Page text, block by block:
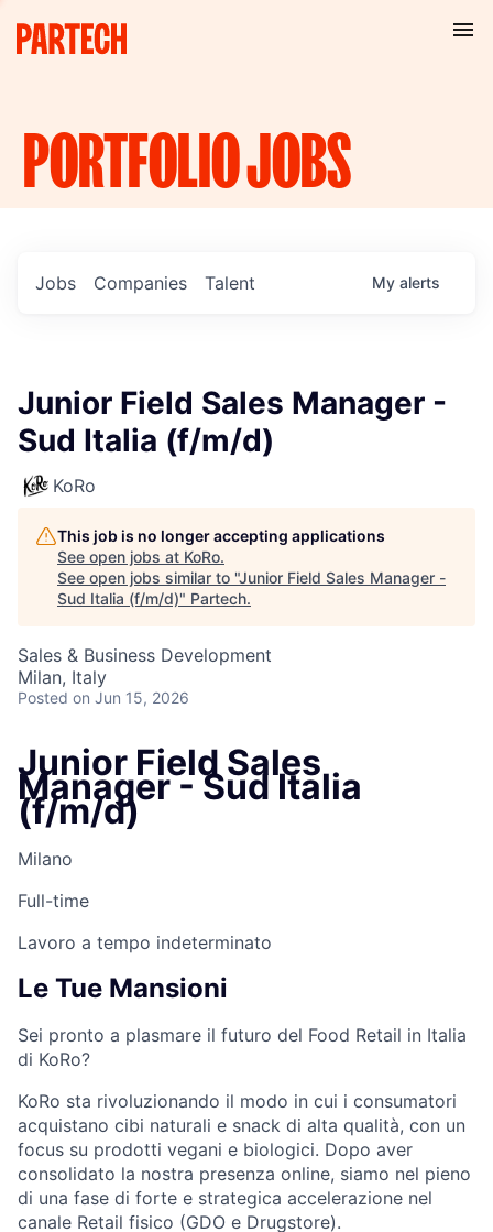
PORTFOLIOJOBS
Jobs Companies Talent My alerts
Junior Field Sales Manager -
Sud Italia (f/m/d)
KoRo
This job is no longer accepting applications
See open jobs at KoRo.
See open jobs similar to "Junior Field Sales Manager -
Sud Italia (f/m/d)" Partech.
Sales & Business Development
Milan, Italy
Posted on Jun 15, 2026
Junior Field Sales
Manager - Sud Italia
(f/m/d)
Milano
Full-time
Lavoro a tempo indeterminato
Le Tue Mansioni
Sei pronto a plasmare il futuro del Food Retail in Italia
di KoRo?
KoRo sta rivoluzionando il modo in cui i consumatori
acquistano cibi naturali e snack di alta qualità, con un
focus su prodotti vegani e biologici. Dopo aver
consolidato la nostra presenza online, siamo nel pieno
di una fase di forte e strategica accelerazione nel
canale Retail fisico (GDO e Drugstore).